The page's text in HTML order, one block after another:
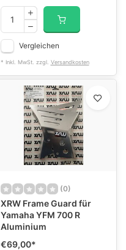
Vergleichen
* Inkl. MwSt. zzgl. Versandkosten
(0)
XRW Frame Guard für
Yamaha YFM 700 R
Aluminium
€69,00*